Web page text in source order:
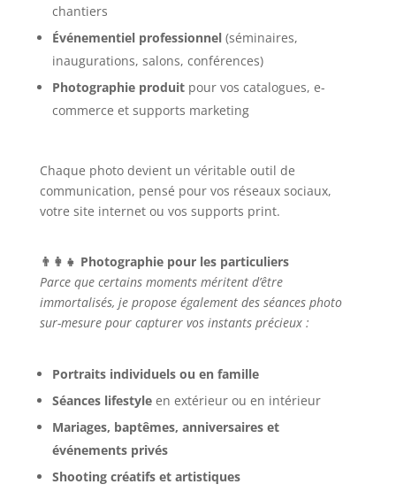
chantiers
Événementiel professionnel(séminaires,
inaugurations, salons, conférences)
Photographie produitpour vos catalogues, e-
commerce et supports marketing
Chaque photo devient un véritable outil de
communication, pensé pour vos réseaux sociaux,
votre site internet ou vos supports print.
👨‍👩‍👧 Photographie pour les particuliers
Parce que certains moments méritent d’être
immortalisés, je propose également des séances photo
sur-mesure pour capturer vos instants précieux :
Portraits individuels ou en famille
Séances lifestyleen extérieur ou en intérieur
Mariages, baptêmes, anniversaires et
événements privés
Shooting créatifs et artistiques